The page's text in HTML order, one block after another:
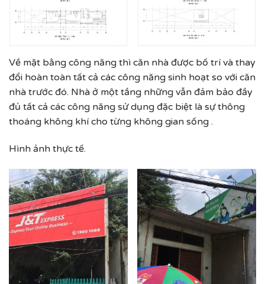
Về mặt bằng công năng thì căn nhà được bố trí và thay
đổi hoàn toàn tất cả các công năng sinh hoạt so với căn
nhà trước đó. Nhà ở một tầng những vẫn đảm bảo đầy
đủ tất cả các công năng sử dụng đặc biệt là sự thông
thoáng không khí cho từng không gian sống .
Hình ảnh thực tế.